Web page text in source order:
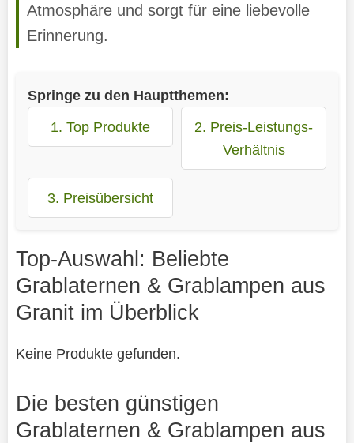
Atmosphäre und sorgt für eine liebevolle
Erinnerung.
Springe zu den Hauptthemen:
1. Top Produkte
2. Preis-Leistungs-
Verhältnis
3. Preisübersicht
Top-Auswahl: Beliebte
Grablaternen & Grablampen aus
Granit im Überblick
Keine Produkte gefunden.
Die besten günstigen
Grablaternen & Grablampen aus